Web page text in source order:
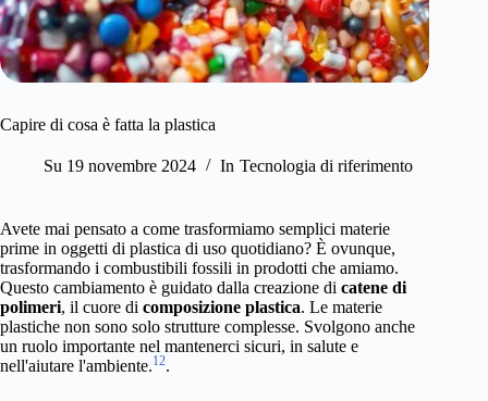
Capire di cosa è fatta la plastica
Su 19 novembre 2024 In Tecnologia di riferimento
Avete mai pensato a come trasformiamo semplici materie
prime in oggetti di plastica di uso quotidiano? È ovunque,
trasformando i combustibili fossili in prodotti che amiamo.
Questo cambiamento è guidato dalla creazione di catene di
polimeri, il cuore di composizione plastica. Le materie
plastiche non sono solo strutture complesse. Svolgono anche
un ruolo importante nel mantenerci sicuri, in salute e
nell'aiutare l'ambiente.12.